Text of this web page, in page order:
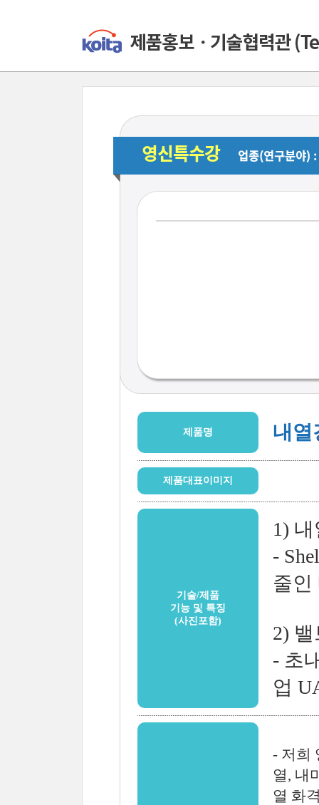
영신특수강 업종(연구분야)
제품명 내열
제품대표이미지
기술/제품
기능 및 특징
(사진포함)
1)
-
줄인
2)
- 초
업
- 저희
열, 내
열 화